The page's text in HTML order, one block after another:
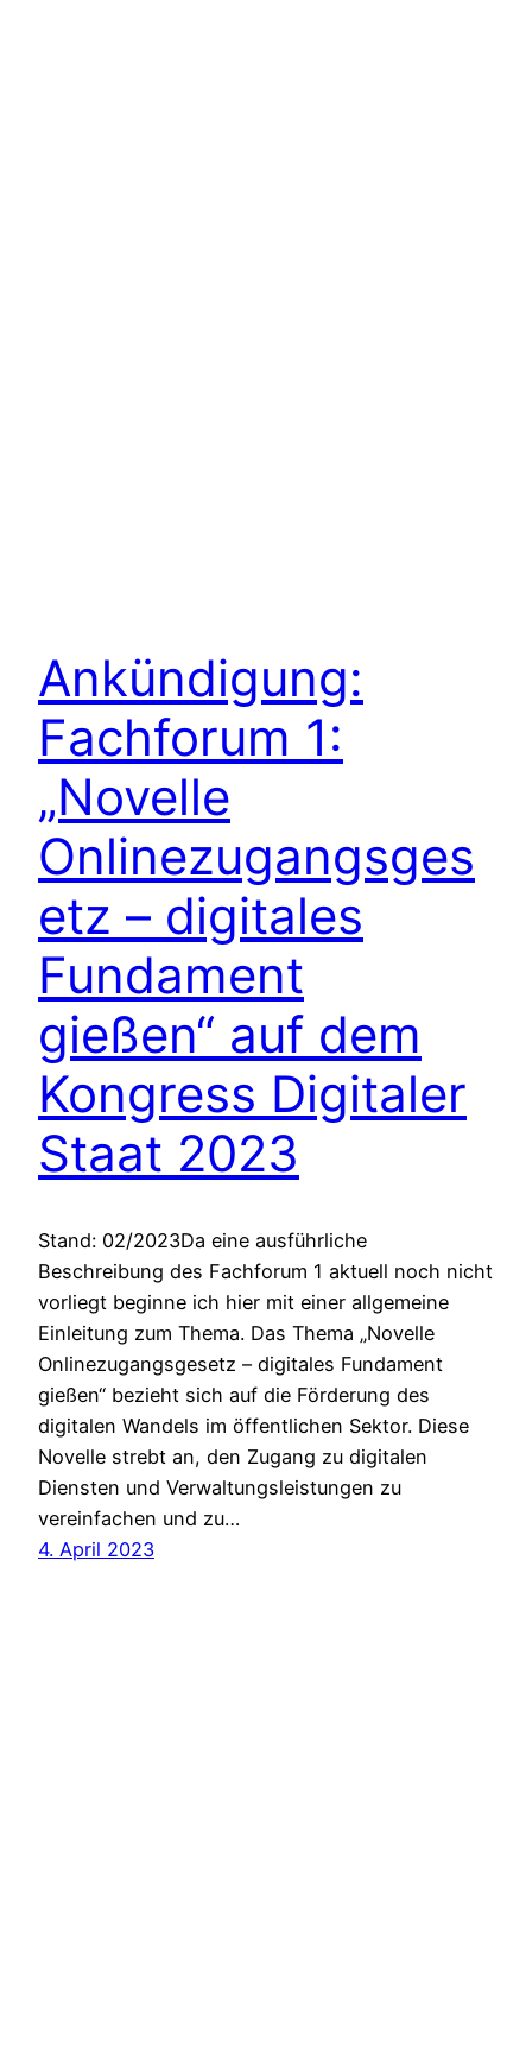
Ankündigung:
Fachforum 1:
„Novelle
Onlinezugangsges
etz – digitales
Fundament
gießen“ auf dem
Kongress Digitaler
Staat 2023
Stand: 02/2023Da eine ausführliche
Beschreibung des Fachforum 1 aktuell noch nicht
vorliegt beginne ich hier mit einer allgemeine
Einleitung zum Thema. Das Thema „Novelle
Onlinezugangsgesetz – digitales Fundament
gießen“ bezieht sich auf die Förderung des
digitalen Wandels im öffentlichen Sektor. Diese
Novelle strebt an, den Zugang zu digitalen
Diensten und Verwaltungsleistungen zu
vereinfachen und zu…
4. April 2023